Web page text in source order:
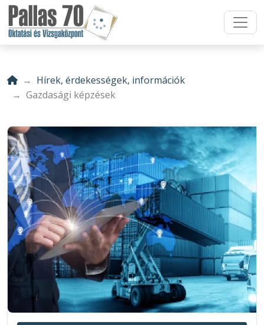
Hírek, érdekességek, információk
Gazdasági képzések